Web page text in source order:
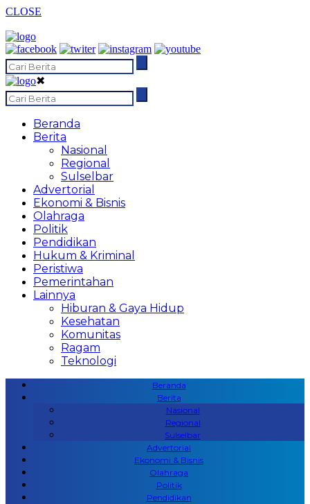
CLOSE
✖
Beranda
Berita
Nasional
Regional
Sulselbar
Advertorial
Ekonomi & Bisnis
Olahraga
Politik
Pendidikan
Hukum & Kriminal
Peristiwa
Pemerintahan
Lainnya
Hiburan & Gaya Hidup
Kesehatan
Komunitas
Ragam
Teknologi
Beranda
Berita
Nasional
Regional
Sulselbar
Advertorial
Ekonomi & Bisnis
Olahraga
Politik
Pendidikan